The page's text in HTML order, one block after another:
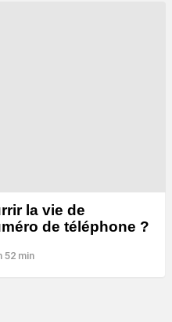
la vie de
de téléphone ?
52 min